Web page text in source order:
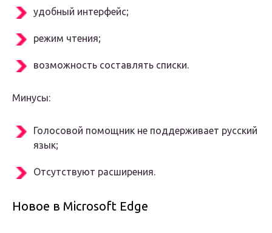
удобный интерфейс;
режим чтения;
возможность составлять списки.
Минусы:
Голосовой помощник не поддерживает русский
язык;
Отсутствуют расширения.
Новое в Microsoft Edge